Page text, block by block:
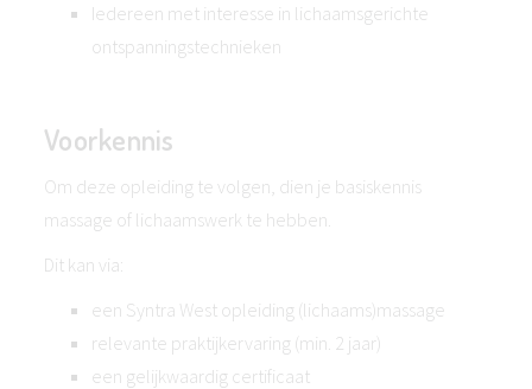
Iedereen met interesse in lichaamsgerichte
ontspanningstechnieken
Voorkennis
Om deze opleiding te volgen, dien je basiskennis
massage of lichaamswerk te hebben.
Dit kan via:
een Syntra West opleiding (lichaams)massage
relevante praktijkervaring (min. 2 jaar)
een gelijkwaardig certificaat